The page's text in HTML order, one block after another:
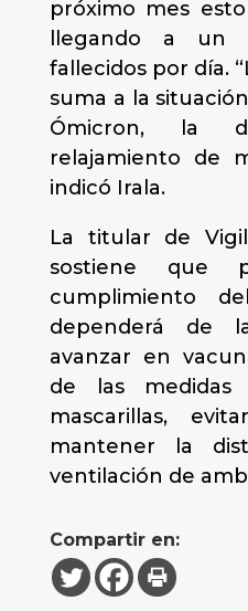
próximo mes
llegando a un
fallecidos por día.
suma a la
Ómicron, la
relajamiento de
indicó Irala.
La titular de
sostiene que
cumplimiento
dependerá de
avanzar en
de las medidas
mascarillas,
mantener la
ventilación de
Compartir en: